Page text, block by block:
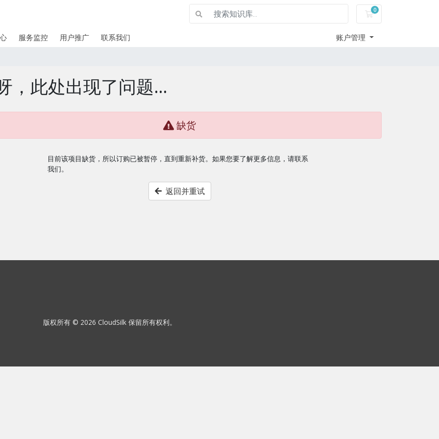
0
购物车
服务监控 用户推广 联系我们 账户管理
，此处出现了问题…
缺货
目前该项目缺货，所以订购已被暂停，直到重新补货。如果您要了解更多信息，请联系
我们。
返回并重试
版权所有 © 2026 CloudSilk 保留所有权利。